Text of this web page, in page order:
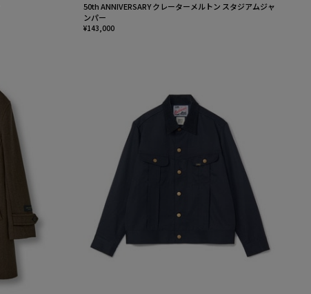
50th ANNIVERSARY クレーターメルトン スタジアムジャ
ンパー
¥143,000